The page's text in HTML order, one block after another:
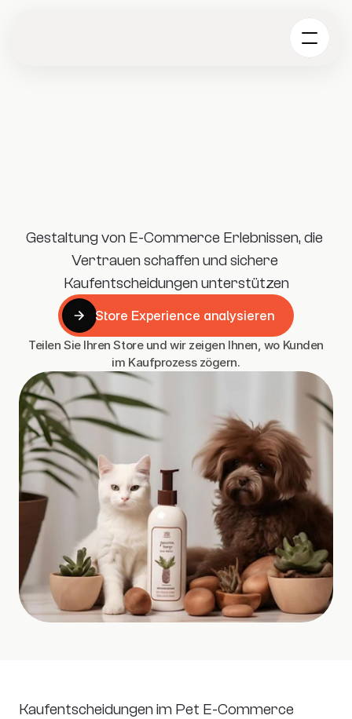
Gestaltung von E-Commerce Erlebnissen, die
Vertrauen schaffen und sichere
Kaufentscheidungen unterstützen
Store Experience analysieren
Teilen Sie Ihren Store und wir zeigen Ihnen, wo Kunden
im Kaufprozess zögern.
Kaufentscheidungen im Pet E-Commerce